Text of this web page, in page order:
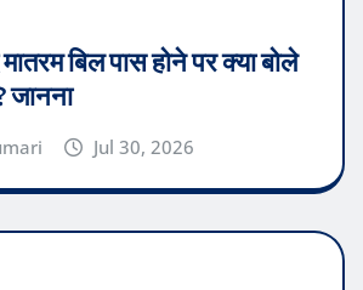
बिल पास होने पर क्या बोले
जानना
Jul 30, 2026